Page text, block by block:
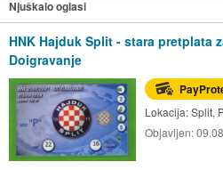
Njuškalo oglasi
HNK Hajduk Split - stara pretplata
Doigravanje
Lokacija:Split,
Objavljen: